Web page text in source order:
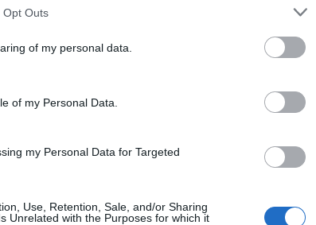
Opt Outs
of my personal data.
of my Personal Data.
my Personal Data for Targeted
Use, Retention, Sale, and/or Sharing
Unrelated with the Purposes for which it